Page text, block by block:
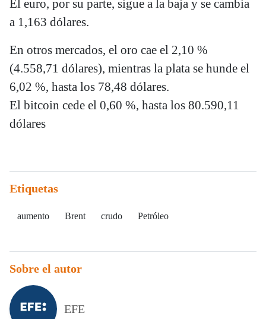
El euro, por su parte, sigue a la baja y se cambia
a 1,163 dólares.
En otros mercados, el oro cae el 2,10 %
(4.558,71 dólares), mientras la plata se hunde el
6,02 %, hasta los 78,48 dólares.
El bitcoin cede el 0,60 %, hasta los 80.590,11
dólares
Etiquetas
aumento Brent crudo Petróleo
Sobre el autor
EFE